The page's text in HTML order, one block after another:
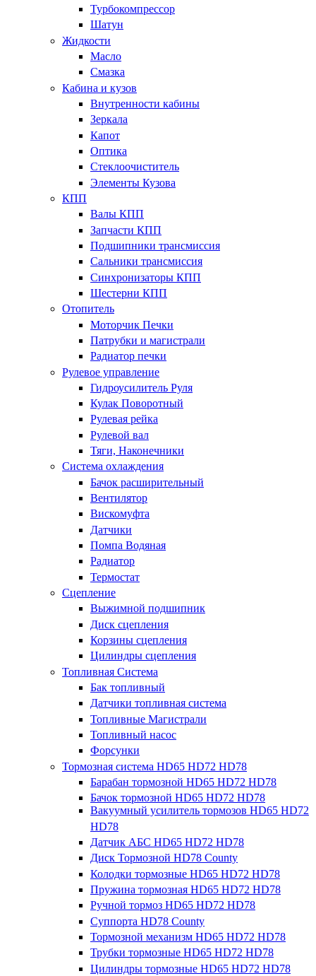
Турбокомпрессор
Шатун
Жидкости
Масло
Смазка
Кабина и кузов
Внутренности кабины
Зеркала
Капот
Оптика
Стеклоочиститель
Элементы Кузова
КПП
Валы КПП
Запчасти КПП
Подшипники трансмиссия
Сальники трансмиссия
Синхронизаторы КПП
Шестерни КПП
Отопитель
Моторчик Печки
Патрубки и магистрали
Радиатор печки
Рулевое управление
Гидроусилитель Руля
Кулак Поворотный
Рулевая рейка
Рулевой вал
Тяги, Наконечники
Система охлаждения
Бачок расширительный
Вентилятор
Вискомуфта
Датчики
Помпа Водяная
Радиатор
Термостат
Сцепление
Выжимной подшипник
Диск сцепления
Корзины сцепления
Цилиндры сцепления
Топливная Система
Бак топливный
Датчики топливная система
Топливные Магистрали
Топливный насос
Форсунки
Тормозная система HD65 HD72 HD78
Барабан тормозной HD65 HD72 HD78
Бачок тормозной HD65 HD72 HD78
Вакуумный усилитель тормозов HD65 HD72
HD78
Датчик АБС HD65 HD72 HD78
Диск Тормозной HD78 County
Колодки тормозные HD65 HD72 HD78
Пружина тормозная HD65 HD72 HD78
Ручной тормоз HD65 HD72 HD78
Суппорта HD78 County
Тормозной механизм HD65 HD72 HD78
Трубки тормозные HD65 HD72 HD78
Цилиндры тормозные HD65 HD72 HD78